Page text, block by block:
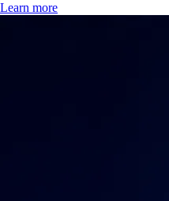
Learn more